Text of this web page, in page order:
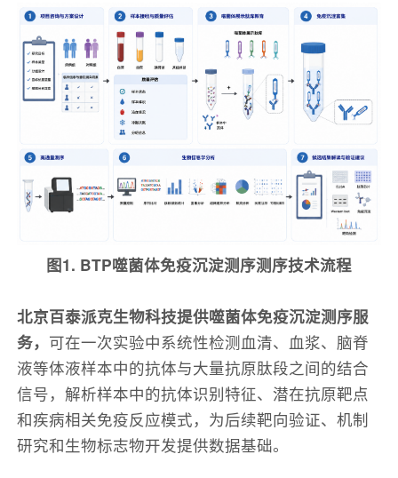
图1. BTP噬菌体免疫沉淀测序测序技术流程
北京百泰派克生物科技提供噬菌体免疫沉淀测序服
务， 可在一次实验中系统性检测血清、血浆、脑脊
液等体液样本中的抗体与大量抗原肽段之间的结合
信号，解析样本中的抗体识别特征、潜在抗原靶点
和疾病相关免疫反应模式，为后续靶向验证、机制
研究和生物标志物开发提供数据基础。